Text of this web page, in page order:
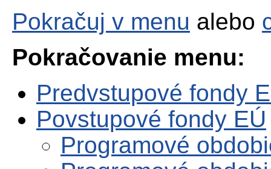
Pokračuj v menu alebo
Pokračovanie menu:
Predvstupové fondy
Povstupové fondy EÚ
Programové